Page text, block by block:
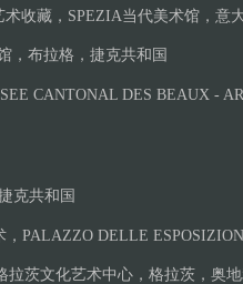
收藏，SPEZIA当代美术馆，意
，布拉格，捷克共和国
CANTONAL DES BEAUX -
克共和国
PALAZZO DELLE
拉茨文化艺术中心，格拉茨，奥